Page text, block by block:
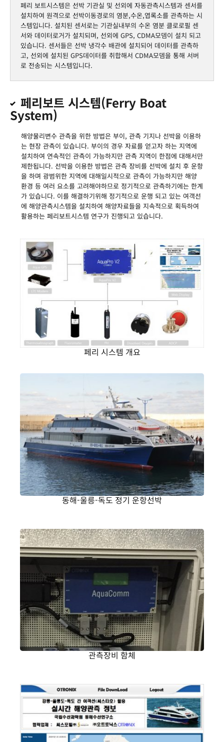
페리 보트시스템은 선박 기관실 및 선외에 자동관측시스템과 센서를
설치하여 원격으로 선박이동경로의 염분,수온,엽록소를 관측하는 시
스템입니다. 설치된 센서로는 기관실내부의 수온 염분 클로로필 센
서와 데이터로거가 설치되며, 선외에 GPS, CDMA모뎀이 설치 되고
있습니다. 센서들은 선박 냉각수 배관에 설치되어 데이터를 관측하
고, 선외에 설치된 GPS데이터를 취합해서 CDMA모뎀을 통해 서버
로 전송되는 시스템입니다.
페리보트 시스템(Ferry Boat
System)
해양물리변수 관측을 위한 방법은 부이, 관측 기지나 선박을 이용하
는 현장 관측이 있습니다. 부이의 경우 자료를 얻고자 하는 지역에
설치하여 연속적인 관측이 가능하지만 관측 지역이 한점에 대해서만
제한됩니다. 선박을 이용한 방법은 관측 장비를 선박에 설치 후 운항
을 하며 광범위한 지역에 대해일시적으로 관측이 가능하지만 해양
환경 등 여러 요소를 고려해야하므로 정기적으로 관측하기에는 한계
가 있습니다. 이를 해결하기위해 정기적으로 운행 되고 있는 여객선
에 해양관측시스템을 설치하여 해양자료들을 지속적으로 획득하여
활용하는 페리보트시스템 연구가 진행되고 있습니다.
페리 시스템 개요
동해-울릉-독도 정기 운항선박
관측장비 함체